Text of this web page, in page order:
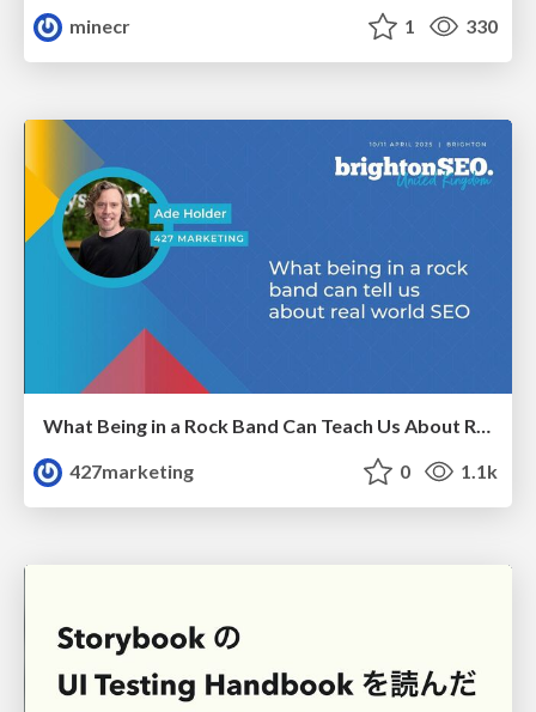
minecr
1 330
What Being in a Rock Band Can Teach Us About Real World SEO
427marketing
0 1.1k